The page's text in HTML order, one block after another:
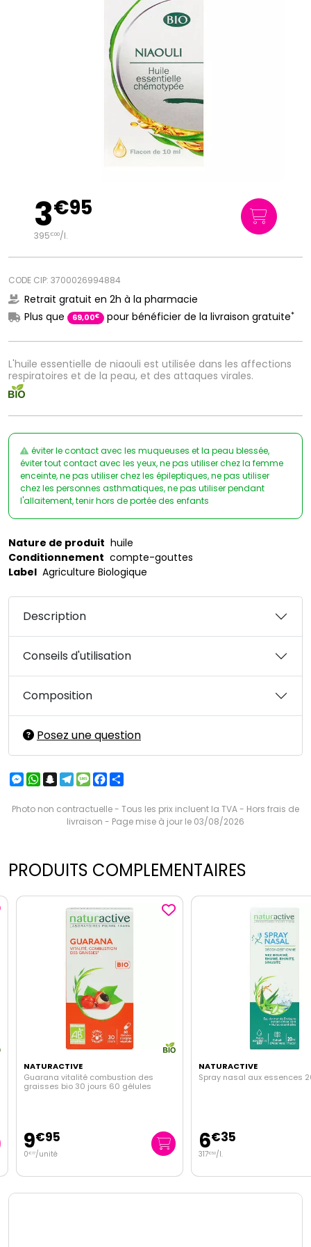
L'huile essentielle de niaouli est utilisée dans les affections
respiratoires et de la peau, et des attaques virales.
3€95
395€00/l.
CODE CIP: 3700026994884
Retrait gratuit en 2h à la pharmacie
Plus que
69,00€ pour bénéficier de la livraison gratuite*
éviter le contact avec les muqueuses et la peau blessée,
éviter tout contact avec les yeux, ne pas utiliser chez la femme
enceinte, ne pas utiliser chez les épileptiques, ne pas utiliser
chez les personnes asthmatiques, ne pas utiliser pendant
l'allaitement, tenir hors de portée des enfants
Nature de produit huile
Conditionnement compte-gouttes
Label Agriculture Biologique
Description
Conseils d'utilisation
Composition
Posez une question
Messenger
WhatsApp
Snapchat
Telegram
MessageFacebook
Photo non contractuelle - Tous les prix incluent la TVA - Hors frais de
livraison - Page mise à jour le 03/08/2026
PRODUITS COMPLEMENTAIRES
NATURACTIVE
Guarana vitalité combustion des
graisses bio 30 jours 60 gélules
9€95
€17/unité
NATURACTIVE
Spray nasal aux essences
6€35
317€50/l.